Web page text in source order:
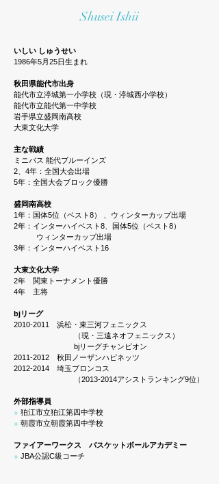
Shusei Ishii
いしい しゅうせい
1986年5月25日生まれ
秋田県能代市出身
能代市立渟城第一小学校（現・渟城西小学校）
能代市立能代第一中学校
岩手県立盛岡南高校
大東文化大学
主な戦績
ミニバス 能代ブルーインズ
2、4年：全国大会出場
5年：全国大会ブロック優勝
盛岡南高校
1年：国体5位（ベスト8） 、ウィンターカップ出場
2年：インターハイベスト8、
国体5位（ベスト8）
ウィンターカップ出場
3年： インターハイベスト16
大東文化大学
2年 関東トーナメント優勝
4年 主将
bjリーグ
2010-2011
浜松・東三河フェニックス
（現・三遠ネオフェニックス）
bjリーグチャンピオン
2011-2012 秋田ノーザンハピネッツ
2012-2014 埼玉ブロンコス
（2013-2014アシストランキング9位）
外部指導員
● 狛江市立狛江第四中学校
● 朝霞市立朝霞第四中学校
ファイアーワークス バスケットボールアカデミー
● JBA公認C級コーチ